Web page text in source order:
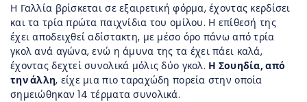
Η Γαλλία βρίσκεται σε εξαιρετική φόρμα, έχοντας κερδίσει
και τα τρία πρώτα παιχνίδια του ομίλου. Η επίθεσή της
έχει αποδειχθεί αδίστακτη, με μέσο όρο πάνω από τρία
γκολ ανά αγώνα, ενώ η άμυνα της τα έχει πάει καλά,
έχοντας δεχτεί συνολικά μόλις δύο γκολ. Η Σουηδία, από
την άλλη, είχε μια πιο ταραχώδη πορεία στην οποία
σημειώθηκαν 14 τέρματα συνολικά.